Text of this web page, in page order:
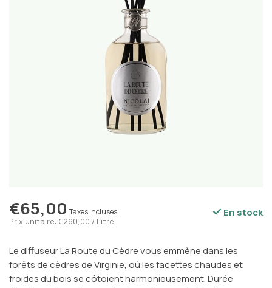
€65,00 Taxes incluses
Prix unitaire: €260,00 / Litre
En stock
Le diffuseur La Route du Cèdre vous emmène dans les
forêts de cèdres de Virginie, où les facettes chaudes et
froides du bois se côtoient harmonieusement. Durée